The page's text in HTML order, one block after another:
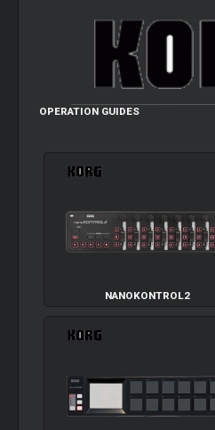
OPERATION GUIDES
NANOKONTROL2